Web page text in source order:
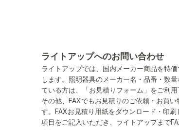
ライトアップへのお問い合わせ
ライトアップでは、国内メーカー商品を特価
します。照明器具のメーカー名・品番・数
ている方は、「お見積りフォーム」をご利用
その他、FAXでもお見積りのご依頼・お買い
す。FAXお見積り用紙をダウンロード・印刷
項目をご記入いただき、ライトアップまで